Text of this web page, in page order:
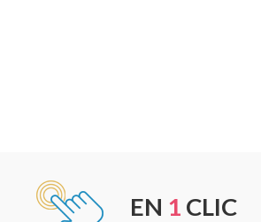
EN 1 CLIC